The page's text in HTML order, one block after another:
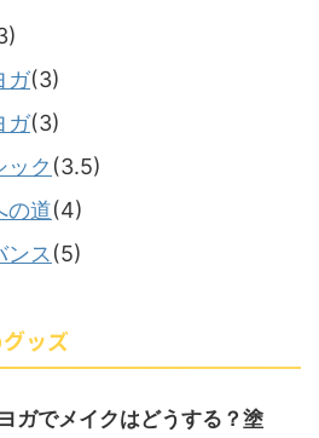
ガ(3)
ガ(3)
ック (3.5)
の道(4)
ンス (5)
ッズ
ガでメイクはどうする？塗